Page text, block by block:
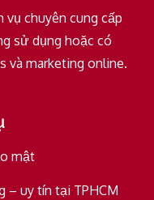
vụ chuyên cung cấp
sử dụng hoặc có
và marketing online.
mật
– uy tín tại TPHCM